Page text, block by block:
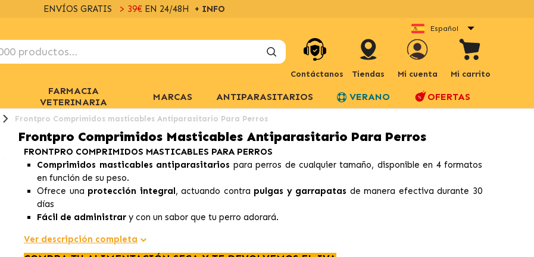
ENVÍOS GRATIS > 39€EN 24/48H + INFO
Español
Contáctanos Tiendas Mi cuenta Mi carrito
FARMACIA
VETERINARIA
MARCAS ANTIPARASITARIOS VERANO OFERTAS
Frontpro Comprimidos masticables Antiparasitario Para Perros
Frontpro Comprimidos Masticables Antiparasitario Para Perros
FRONTPRO COMPRIMIDOS MASTICABLES PARA PERROS
Comprimidos masticables antiparasitarios para perros de cualquier tamaño, disponible en 4 formatos
en función de su peso.
Ofrece una protección integral, actuando contra pulgas y garrapatas de manera efectiva durante 30
días
Fácil de administrar y con un sabor que tu perro adorará.
Ver descripción completa